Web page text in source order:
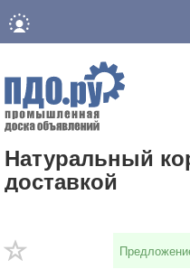
Натуральный
доставкой